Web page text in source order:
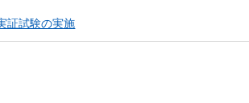
証試験の実施